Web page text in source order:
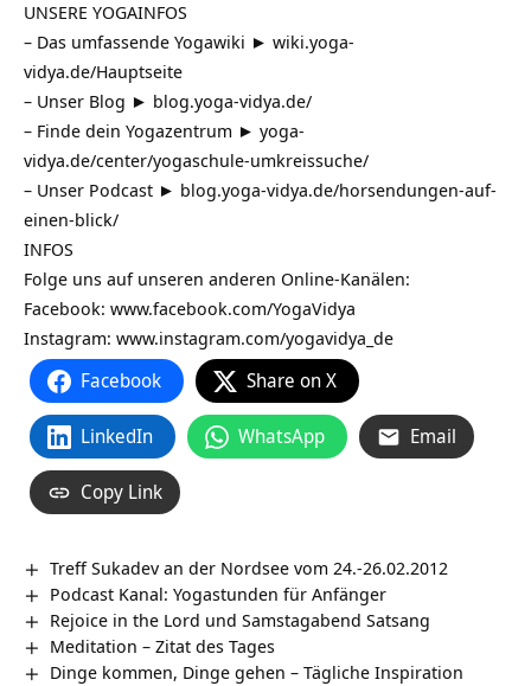
UNSERE YOGAINFOS
– Das umfassende Yogawiki ► wiki.yoga-
vidya.de/Hauptseite
– Unser Blog ► blog.yoga-vidya.de/
– Finde dein Yogazentrum ► yoga-
vidya.de/center/yogaschule-umkreissuche/
– Unser Podcast ► blog.yoga-vidya.de/horsendungen-auf-
einen-blick/
INFOS
Folge uns auf unseren anderen Online-Kanälen:
Facebook: www.facebook.com/YogaVidya
Instagram: www.instagram.com/yogavidya_de
Facebook Share on X
LinkedIn WhatsApp Email
Copy Link
Treff Sukadev an der Nordsee vom 24.-26.02.2012
Podcast Kanal: Yogastunden für Anfänger
Rejoice in the Lord und Samstagabend Satsang
Meditation – Zitat des Tages
Dinge kommen, Dinge gehen – Tägliche Inspiration